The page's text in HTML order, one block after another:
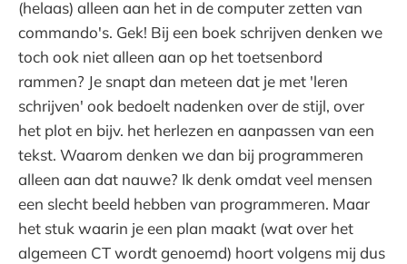
(helaas) alleen aan het in de computer zetten van
commando's. Gek! Bij een boek schrijven denken we
toch ook niet alleen aan op het toetsenbord
rammen? Je snapt dan meteen dat je met 'leren
schrijven' ook bedoelt nadenken over de stijl, over
het plot en bijv. het herlezen en aanpassen van een
tekst. Waarom denken we dan bij programmeren
alleen aan dat nauwe? Ik denk omdat veel mensen
een slecht beeld hebben van programmeren. Maar
het stuk waarin je een plan maakt (wat over het
algemeen CT wordt genoemd) hoort volgens mij dus